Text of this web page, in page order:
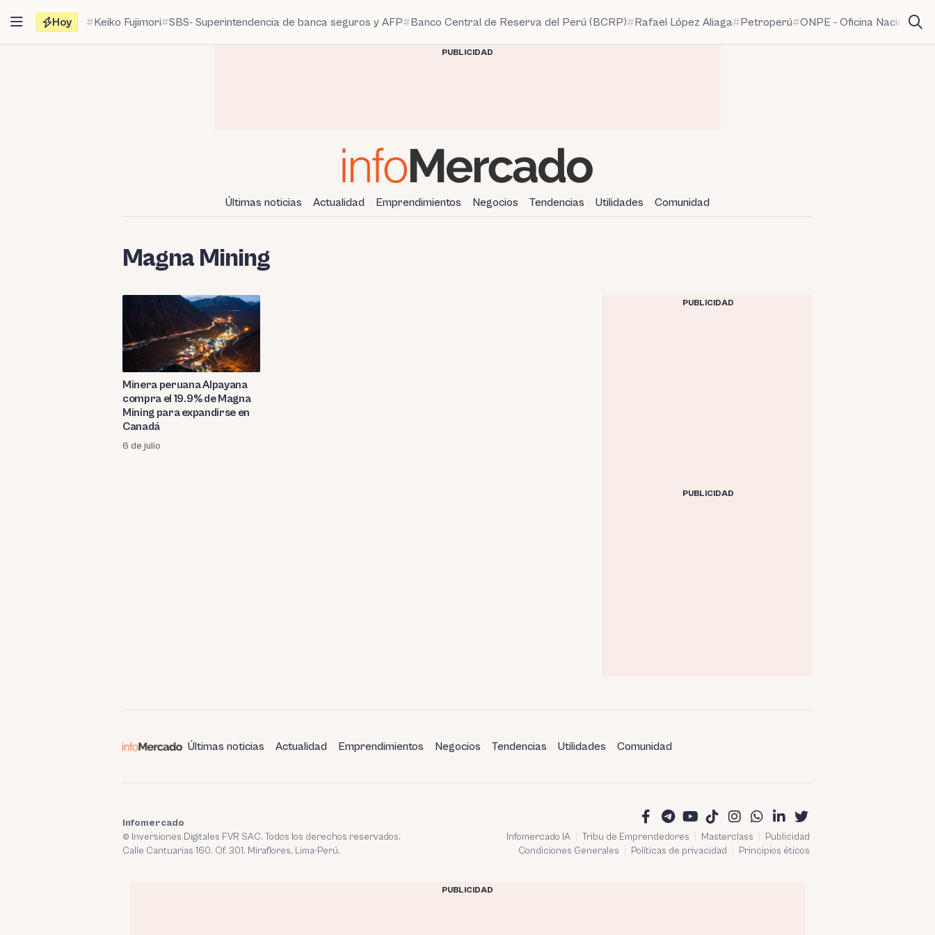
contenido
Hoy Keiko Fujimori SBS- Superintendencia de banca seguros y AFP Banco Central de Reserva del Perú (BCRP) Rafael López Aliaga Petroperú ONPE - Oficina Nacional
PUBLICIDAD
Últimas noticias Actualidad Emprendimientos Negocios Tendencias Utilidades Comunidad
Magna Mining
Minera peruana Alpayana
compra el 19.9% de Magna
Mining para expandirse en
Canadá
6 de julio
PUBLICIDAD
PUBLICIDAD
Últimas noticias Actualidad Emprendimientos Negocios Tendencias Utilidades Comunidad
Infomercado IA Tribu de Emprendedores Masterclass
Publicidad
Condiciones Generales
Políticas de privacidad Principios éticos
Infomercado
© Inversiones Digitales FVR SAC. Todos los derechos reservados.
Calle Cantuarias 160. Of. 301. Miraflores, Lima-Perú.
PUBLICIDAD